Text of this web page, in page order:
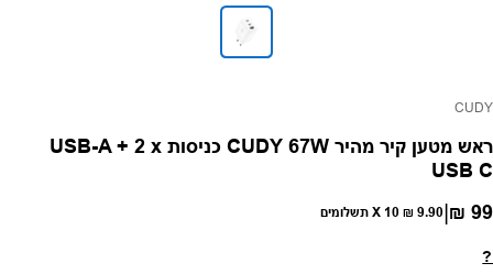
ספק:
CUDY
ראש מטען קיר מהיר CUDY 67W כניסות USB-A + 2 x
USB C
מחיר רגיל
99 ₪
|
9.90 ₪ X 10 תשלומים
?